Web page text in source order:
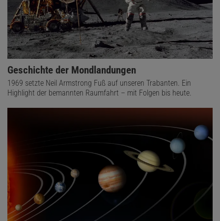
Geschichte der Mondlandungen
1969 setzte Neil Armstrong Fuß auf unseren Trabanten. Ein
Highlight der bemannten Raumfahrt – mit Folgen bis heute.